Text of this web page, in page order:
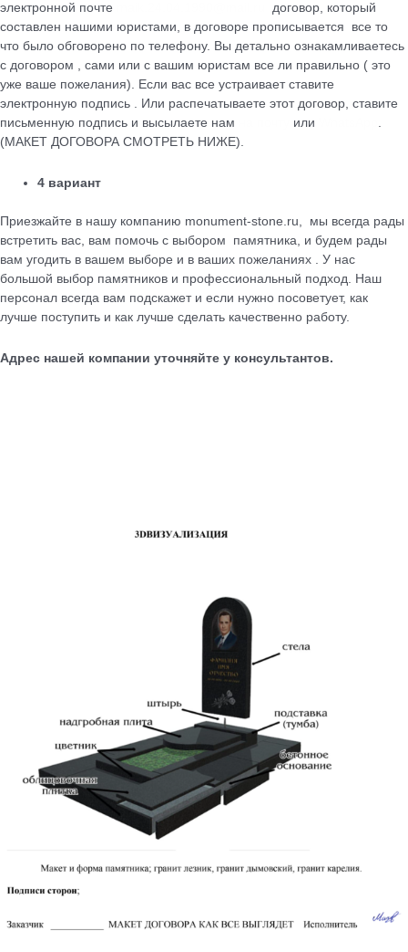
электронной почте
договор, который
cоставлен нашими юристами, в договоре прописывается все то
что было обговорено по телефону. Вы детально ознакамливаетесь
с договором , сами или с вашим юристам все ли правильно ( это
уже ваше пожелания). Если вас все устраивает ставите
электронную подпись . Или распечатываете этот договор, ставите
письменную подпись и высылаете нам
или
.
(МАКЕТ ДОГОВОРА СМОТРЕТЬ НИЖЕ).
4 вариант
Приезжайте в нашу компанию monument-stone.ru, мы всегда рады
встретить вас, вам помочь с выбором памятника, и будем рады
вам угодить в вашем выборе и в ваших пожеланиях . У нас
большой выбор памятников и профессиональный подход. Наш
персонал всегда вам подскажет и если нужно посоветует, как
лучше поступить и как лучше сделать качественно работу.
Адрес нашей компании уточняйте у консультантов.